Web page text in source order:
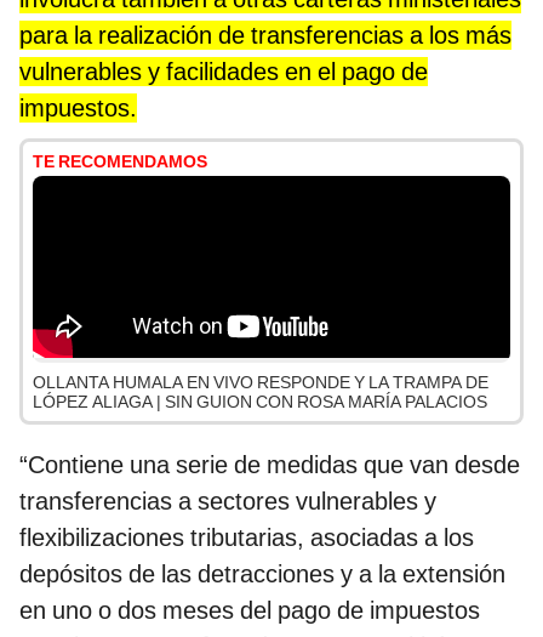
para la realización de transferencias a los más
vulnerables y facilidades en el pago de
impuestos.
TE RECOMENDAMOS
OLLANTA HUMALA EN VIVO RESPONDE Y LA TRAMPA DE
LÓPEZ ALIAGA | SIN GUION CON ROSA MARÍA PALACIOS
“Contiene una serie de medidas que van desde
transferencias a sectores vulnerables y
flexibilizaciones tributarias, asociadas a los
depósitos de las detracciones y a la extensión
en uno o dos meses del pago de impuestos